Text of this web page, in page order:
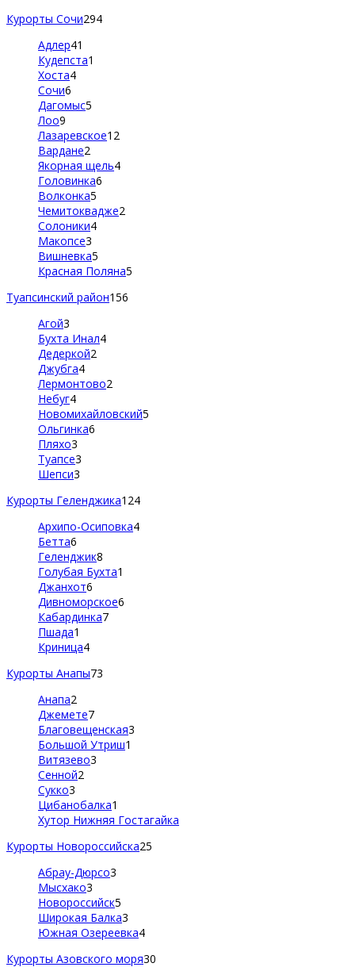
Курорты Сочи294
Адлер41
Кудепста1
Хоста4
Сочи6
Дагомыс5
Лоо9
Лазаревское12
Вардане2
Якорная щель4
Головинка6
Волконка5
Чемитоквадже2
Солоники4
Макопсе3
Вишневка5
Красная Поляна5
Туапсинский район156
Агой3
Бухта Инал4
Дедеркой2
Джубга4
Лермонтово2
Небуг4
Новомихайловский5
Ольгинка6
Пляхо3
Туапсе3
Шепси3
Курорты Геленджика124
Архипо-Осиповка4
Бетта6
Геленджик8
Голубая Бухта1
Джанхот6
Дивноморское6
Кабардинка7
Пшада1
Криница4
Курорты Анапы73
Анапа2
Джемете7
Благовещенская3
Большой Утриш1
Витязево3
Сенной2
Сукко3
Цибанобалка1
Хутор Нижняя Гостагайка
Курорты Новороссийска25
Абрау-Дюрсо3
Мысхако3
Новороссийск5
Широкая Балка3
Южная Озереевка4
Курорты Азовского моря30